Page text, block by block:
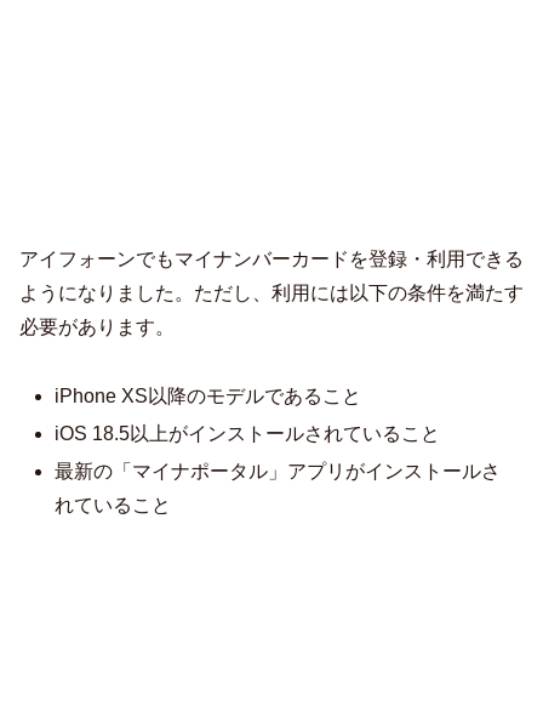
アイフォーンでもマイナンバーカードを登録・利用できる
ようになりました。ただし、利用には以下の条件を満たす
必要があります。
iPhone XS以降のモデルであること
iOS 18.5以上がインストールされていること
最新の「マイナポータル」アプリがインストールさ
れていること